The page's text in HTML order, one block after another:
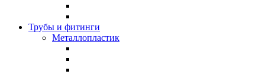
Трубы и фитинги
Металлопластик